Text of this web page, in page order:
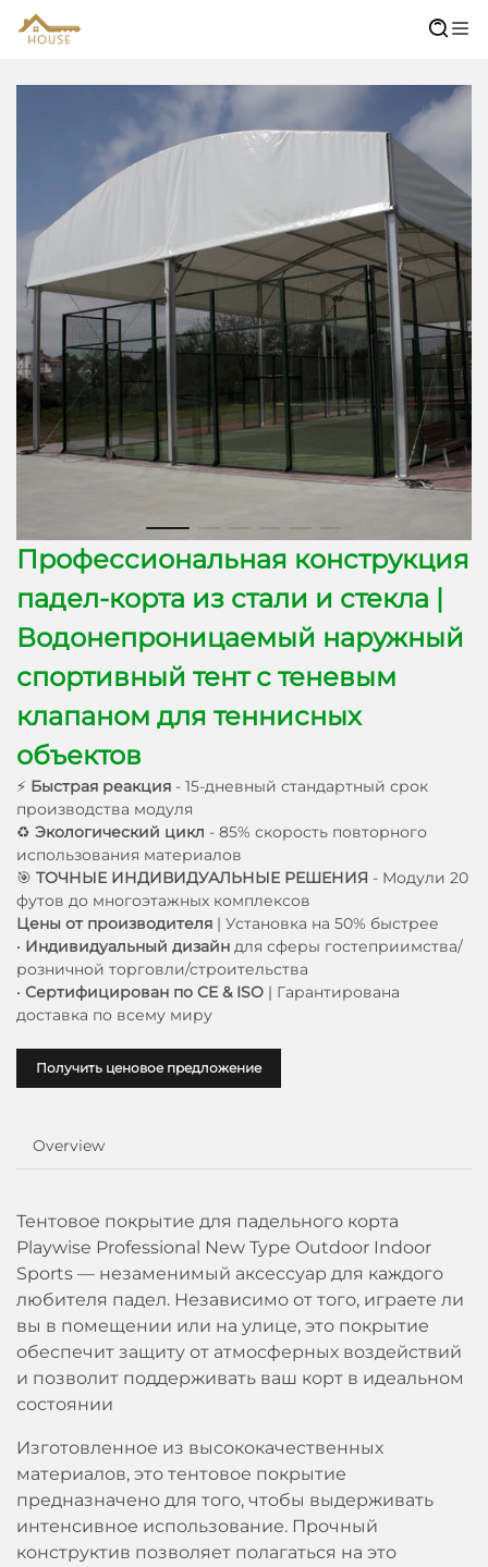
Профессиональная конструкция
падел-корта из стали и стекла |
Водонепроницаемый наружный
спортивный тент с теневым
клапаном для теннисных
объектов
⚡ Быстрая реакция - 15-дневный стандартный срок
производства модуля
♻ Экологический цикл - 85% скорость повторного
использования материалов
🎯 ТОЧНЫЕ ИНДИВИДУАЛЬНЫЕ РЕШЕНИЯ - Модули 20
футов до многоэтажных комплексов
Цены от производителя | Установка на 50% быстрее
• Индивидуальный дизайн для сферы гостеприимства/
розничной торговли/строительства
• Сертифицирован по CE & ISO | Гарантирована
доставка по всему миру
Получить ценовое предложение
Overview
Тентовое покрытие для падельного корта
Playwise Professional New Type Outdoor Indoor
Sports — незаменимый аксессуар для каждого
любителя падел. Независимо от того, играете ли
вы в помещении или на улице, это покрытие
обеспечит защиту от атмосферных воздействий
и позволит поддерживать ваш корт в идеальном
состоянии
Изготовленное из высококачественных
материалов, это тентовое покрытие
предназначено для того, чтобы выдерживать
интенсивное использование. Прочный
конструктив позволяет полагаться на это